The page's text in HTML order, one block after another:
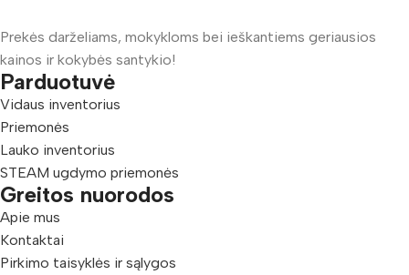
Prekės darželiams, mokykloms bei ieškantiems geriausios
kainos ir kokybės santykio!
Parduotuvė
Vidaus inventorius
Priemonės
Lauko inventorius
STEAM ugdymo priemonės
Greitos nuorodos
Apie mus
Kontaktai
Pirkimo taisyklės ir sąlygos